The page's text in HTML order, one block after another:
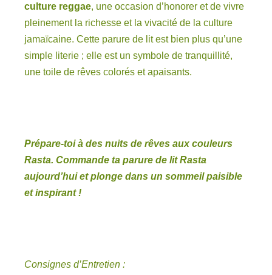
culture reggae, une occasion d’honorer et de vivre
pleinement la richesse et la vivacité de la culture
jamaïcaine. Cette parure de lit est bien plus qu’une
simple literie ; elle est un symbole de tranquillité,
une toile de rêves colorés et apaisants.
Prépare-toi à des nuits de rêves aux couleurs
Rasta. Commande ta parure de lit Rasta
aujourd’hui et plonge dans un sommeil paisible
et inspirant !
Consignes d’Entretien :